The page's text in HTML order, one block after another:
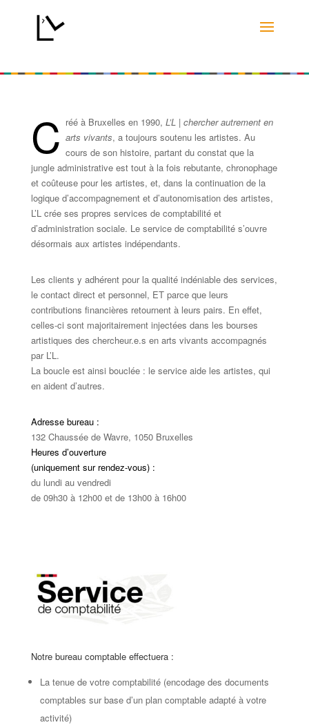
C réé à Bruxelles en 1990, L’L | chercher autrement en
arts vivants, a toujours soutenu les artistes. Au
cours de son histoire, partant du constat que la
jungle administrative est tout à la fois rebutante, chronophage
et coûteuse pour les artistes, et, dans la continuation de la
logique d’accompagnement et d’autonomisation des artistes,
L’L crée ses propres services de comptabilité et
d’administration sociale. Le service de comptabilité s’ouvre
désormais aux artistes indépendants.
Les clients y adhérent pour la qualité indéniable des services,
le contact direct et personnel, ET parce que leurs
contributions financières retournent à leurs pairs. En effet,
celles-ci sont majoritairement injectées dans les bourses
artistiques des chercheur.e.s en arts vivants accompagnés
par L’L.
La boucle est ainsi bouclée : le service aide les artistes, qui
en aident d’autres.
Adresse bureau :
132 Chaussée de Wavre, 1050 Bruxelles
Heures d’ouverture
(uniquement sur rendez-vous) :
du lundi au vendredi
de 09h30 à 12h00 et de 13h00 à 16h00
Notre bureau comptable effectuera :
La tenue de votre comptabilité (encodage des documents
comptables sur base d’un plan comptable adapté à votre
activité)